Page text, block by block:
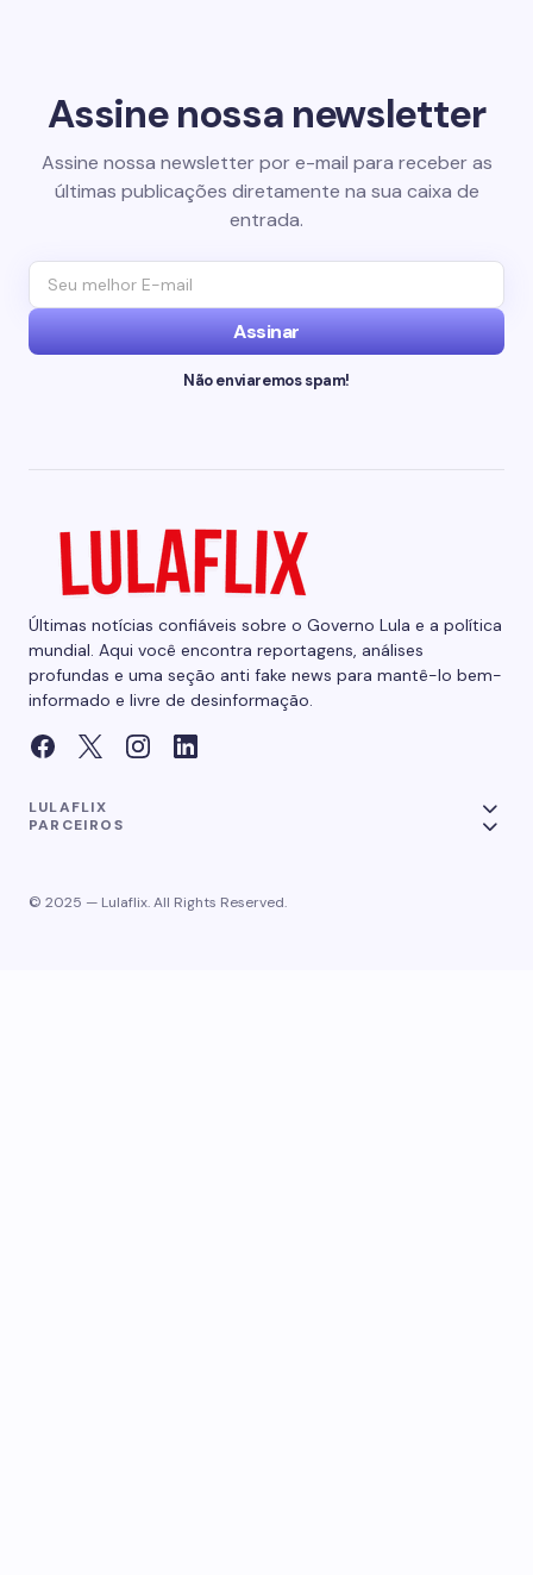
Assine nossa newsletter
Assine nossa newsletter por e-mail para receber as
últimas publicações diretamente na sua caixa de
entrada.
Assinar
Não enviaremos spam!
Últimas notícias confiáveis sobre o Governo Lula e a política
mundial. Aqui você encontra reportagens, análises
profundas e uma seção anti fake news para mantê-lo bem-
informado e livre de desinformação.
LULAFLIX
PARCEIROS
© 2025 — Lulaflix. All Rights Reserved.